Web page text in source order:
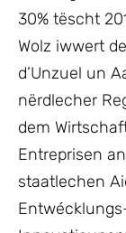
30% tëscht
Wolz iwwert
d’Unzuel un
nërdlecher
dem
Entreprisen
staatlechen